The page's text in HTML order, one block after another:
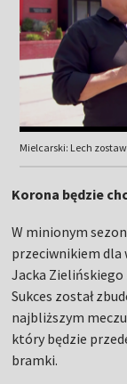
Mielcarski: Lech
Korona będzie
W minionym
przeciwnikiem dla
Jacka Zielińskiego
Sukces został
najbliższym meczu
który będzie
bramki.